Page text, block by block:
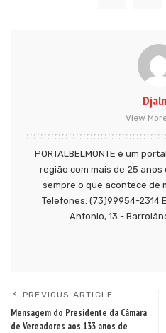
View
PORTALBELMONTE é um
região com mais de 25
sempre o que acontece de
Telefones: (73)99954-2314
Antonio, 13 -
PREVIOUS ARTICLE
Mensagem do Presidente da Câmara
de Vereadores aos 133 anos de